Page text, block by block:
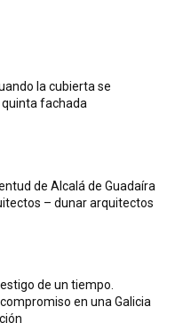
la cubierta se
fachada
de Alcalá de Guadaíra
– dunar arquitectos
de un tiempo.
en una Galicia